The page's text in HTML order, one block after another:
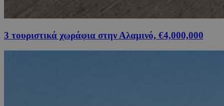
3 τουριστικά χωράφια στην Αλαμινό, €4,000,000